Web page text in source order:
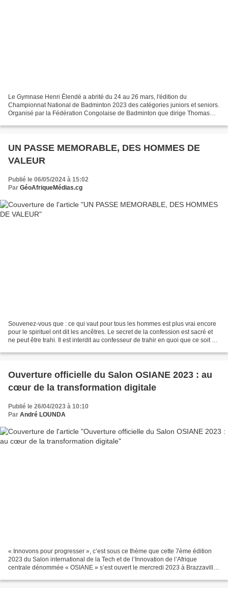
Le Gymnase Henri Élendé a abrité du 24 au 26 mars, l'édition du
Championnat National de Badminton 2023 des catégories juniors et seniors.
Organisé par la Fédération Congolaise de Badminton que dirige Thomas
UN PASSE MEMORABLE, DES HOMMES DE
VALEUR
Publié le 06/05/2024 à 15:02
Par GéoAfriqueMédias.cg
Souvenez-vous que : ce qui vaut pour tous les hommes est plus vrai encore
pour le spirituel ont dit les ancêtres. Le secret de la confession est sacré et
ne peut être trahi. Il est interdit au confesseur de trahir en quoi que ce soit un
Ouverture officielle du Salon OSIANE 2023 : au
cœur de la transformation digitale
Publié le 26/04/2023 à 10:10
Par André LOUNDA
« Innovons pour progresser », c’est sous ce thème que cette 7ème édition
2023 du Salon international de la Tech et de l’Innovation de l’Afrique
centrale dénommée « OSIANE » s’est ouvert le mercredi 2023 à Brazzaville